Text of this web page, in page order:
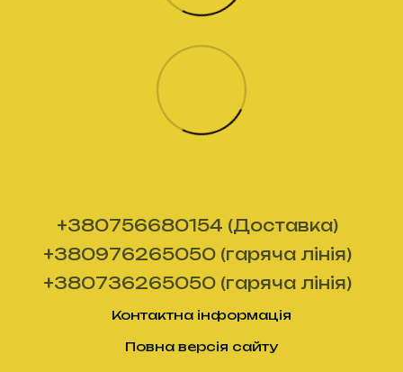
+380756680154 (Доставка)
+380976265050 (гаряча лінія)
+380736265050 (гаряча лінія)
Контактна інформація
Повна версія сайту